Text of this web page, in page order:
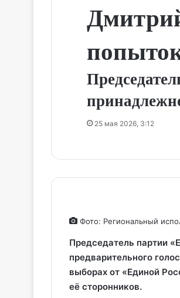
25 мая 2026, 3:12
Фото: Региональный
Председатель партии
предварительного
выборах от «Единой
её сторонников.